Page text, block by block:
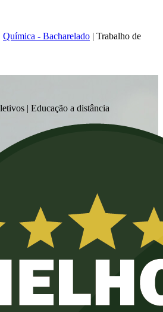
Química - Bacharelado | Trabalho de
| Educação a distância